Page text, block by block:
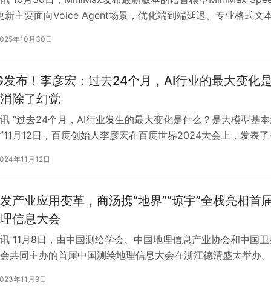
新主要面向Voice Agent场景，优化端到端延迟、专业格式文
年10月30日
发布！李彦宏：过去24个月，AI行业的最大变化
除了幻觉
“过去24个月，AI行业发生的最大变化是什么？是大模型基
月12日，百度创始人李彦宏在百度世界2024大会上，发表
年11月12日
产业应用变革，商汤携“地界”“琼宇”全栈亮相首
信息大会
11月8日，由中国测绘学会、中国地理信息产业协会和中国
共同主办的首届中国测绘地理信息大会在浙江德清盛大举办
年11月9日